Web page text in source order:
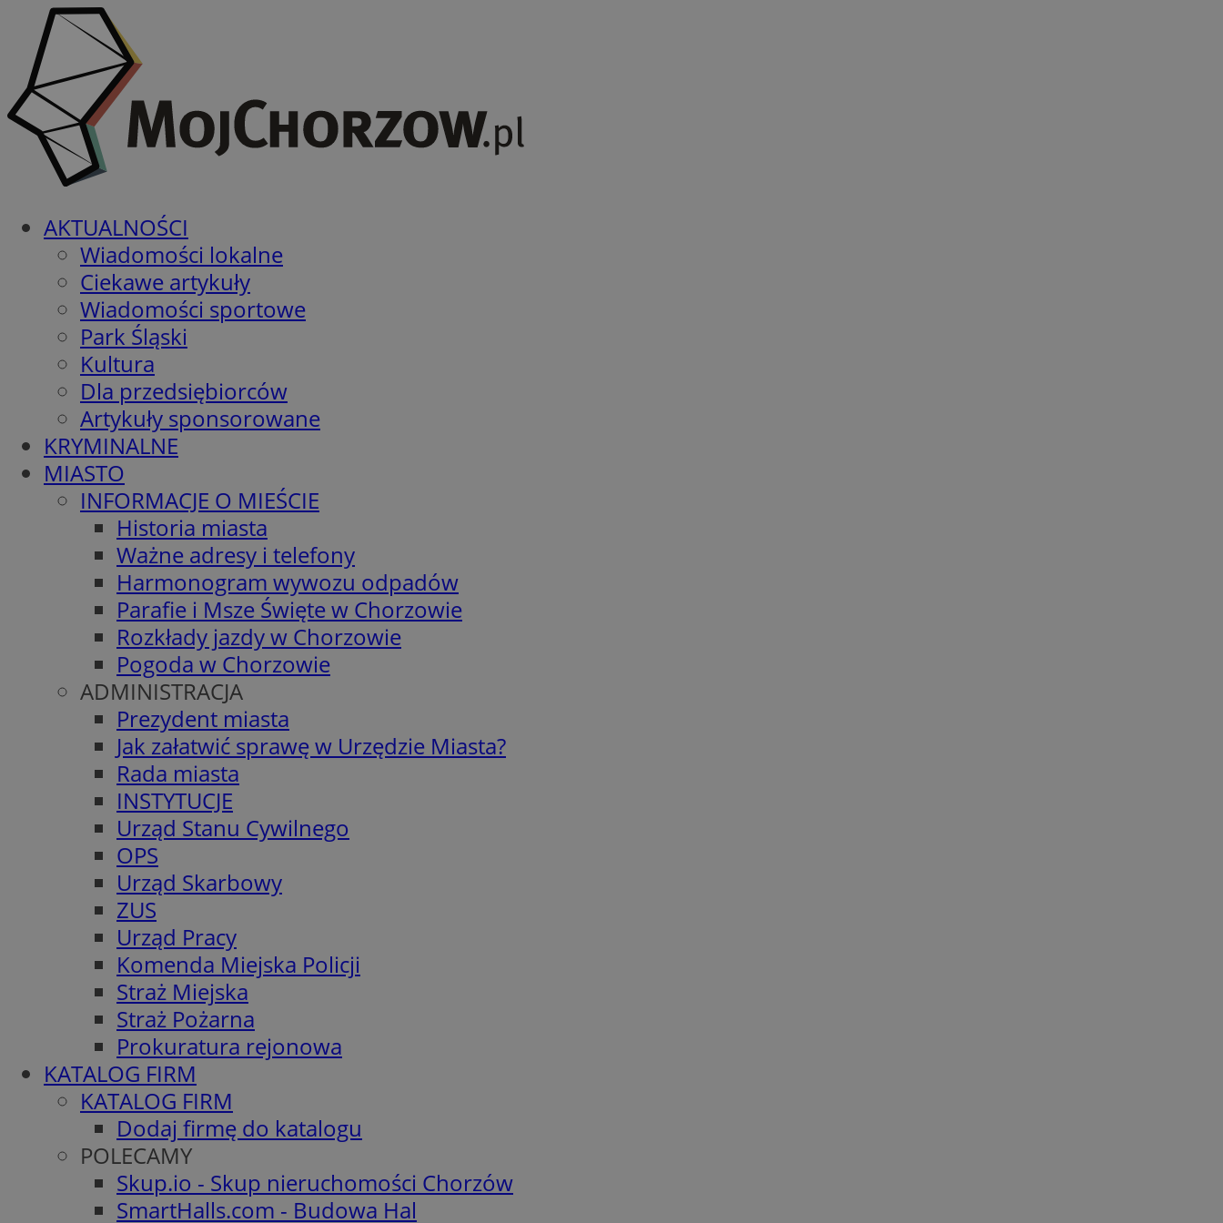
AKTUALNOŚCI
Wiadomości lokalne
Ciekawe artykuły
Wiadomości sportowe
Park Śląski
Kultura
Dla przedsiębiorców
Artykuły sponsorowane
KRYMINALNE
MIASTO
INFORMACJE O MIEŚCIE
Historia miasta
Ważne adresy i telefony
Harmonogram wywozu odpadów
Parafie i Msze Święte w Chorzowie
Rozkłady jazdy w Chorzowie
Pogoda w Chorzowie
ADMINISTRACJA
Prezydent miasta
Jak załatwić sprawę w Urzędzie Miasta?
Rada miasta
INSTYTUCJE
Urząd Stanu Cywilnego
OPS
Urząd Skarbowy
ZUS
Urząd Pracy
Komenda Miejska Policji
Straż Miejska
Straż Pożarna
Prokuratura rejonowa
KATALOG FIRM
KATALOG FIRM
Dodaj firmę do katalogu
POLECAMY
Skup.io - Skup nieruchomości Chorzów
SmartHalls.com - Budowa Hal